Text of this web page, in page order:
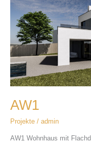
AW1
Projekte/ admin
AW1 Wohnhaus mit